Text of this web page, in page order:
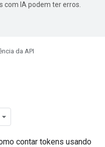
com IA podem ter erros.
da API
contar tokens usando